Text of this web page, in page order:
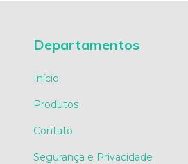
Departamentos
Início
Produtos
Contato
Segurança e Privacidade